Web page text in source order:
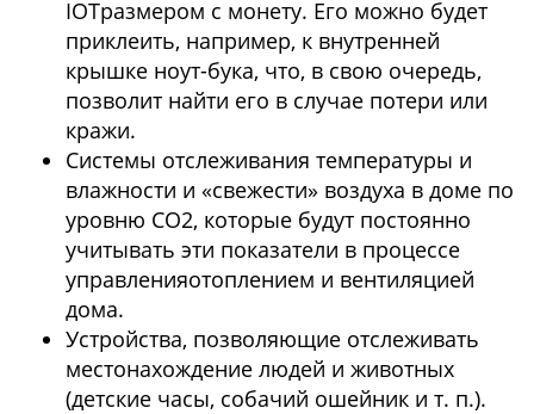
IOTразмером с монету. Его можно будет
приклеить, например, к внутренней
крышке ноут-бука, что, в свою очередь,
позволит найти его в случае потери или
кражи.
Системы отслеживания температуры и
влажности и «свежести» воздуха в доме по
уровню СО2, которые будут постоянно
учитывать эти показатели в процессе
управленияотоплением и вентиляцией
дома.
Устройства, позволяющие отслеживать
местонахождение людей и животных
(детские часы, собачий ошейник и т. п.).